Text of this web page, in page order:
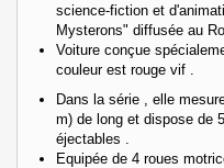
science-fiction et
Mysterons" diffusée au
Voiture conçue
couleur est rouge vif .
Dans la série , elle
m) de long et dispose de
éjectables .
Equipée de 4 roues